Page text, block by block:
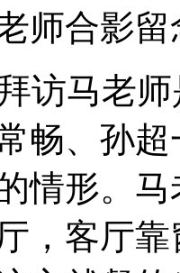
师合影
马老师
畅、孙
情形。
，客厅